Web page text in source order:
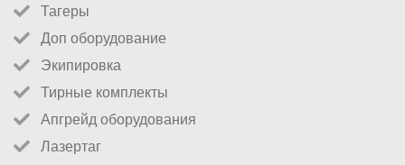
Тагеры
Доп оборудование
Экипировка
Тирные комплекты
Апгрейд оборудования
Лазертаг